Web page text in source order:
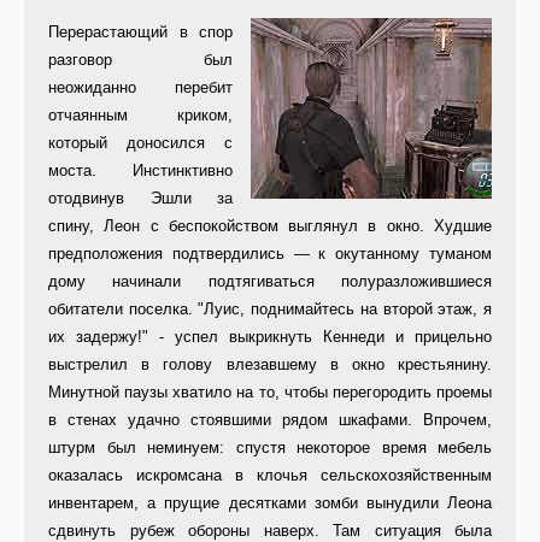
Перерастающий в спор
разговор был
неожиданно перебит
отчаянным криком,
который доносился с
моста. Инстинктивно
отодвинув Эшли за
спину, Леон с беспокойством выглянул в окно. Худшие
предположения подтвердились — к окутанному туманом
дому начинали подтягиваться полуразложившиеся
обитатели поселка. "Луис, поднимайтесь на второй этаж, я
их задержу!" - успел выкрикнуть Кеннеди и прицельно
выстрелил в голову влезавшему в окно крестьянину.
Минутной паузы хватило на то, чтобы перегородить проемы
в стенах удачно стоявшими рядом шкафами. Впрочем,
штурм был неминуем: спустя некоторое время мебель
оказалась искромсана в клочья сельскохозяйственным
инвентарем, а прущие десятками зомби вынудили Леона
сдвинуть рубеж обороны наверх. Там ситуация была